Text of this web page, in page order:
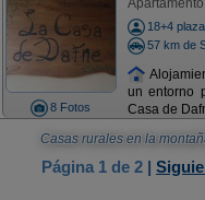
8 Fotos
18+4
57 km de
un entorno
Casa de
Casas rurales en la
Página 1 de 2 |